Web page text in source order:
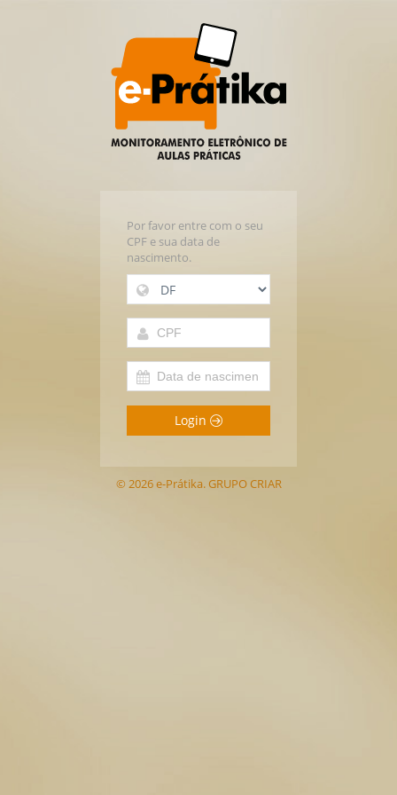
Por favor entre com o seu
CPF e sua data de
nascimento.
Login
© 2026 e-Prátika. GRUPO CRIAR